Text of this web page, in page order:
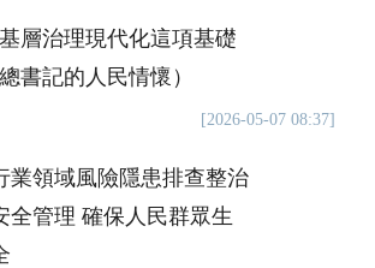
層治理現代化這項基礎
書記的人民情懷）
[2026-05-07 08:37]
業領域風險隱患排查整治
全管理 確保人民群眾生